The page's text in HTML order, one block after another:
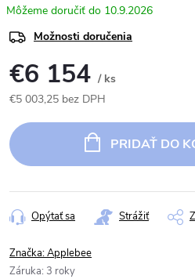
10.9.2026
Možnosti doručenia
€6 154 / ks
€5 003,25 bez DPH
cena:
PRIDAŤ DO
Opýtať sa Strážiť
Značka:Applebee
Záruka: 3 roky